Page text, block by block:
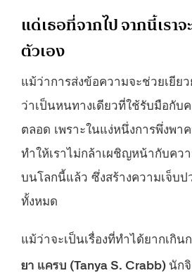
แด่เธอที่จากไป จากนี้เรา
ตัวเอง
แม้ว่าการส่งข้อความจะช่วยเยีย
ว่าเป็นหนทางเดียวที่ใช้รับมือกับ
ตลอด เพราะในแง่หนึ่งการพึ่งพา
ทำให้เราไม่กล้าเผชิญหน้ากับคว
บนโลกนี้แล้ว ซึ่งสร้างความเจ็บป
ทั้งหมด
แม้ว่าจะเป็นเรื่องที่ทำได้ยากเกิน
ยา แครบ (Tanya S. Crabb) นัก